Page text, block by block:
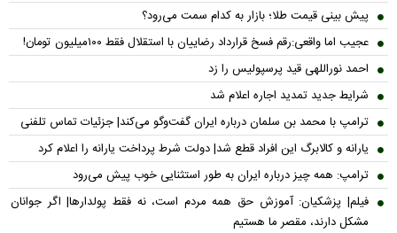
پیش بینی قیمت طلا؛ بازار به کدام سمت می‌رود؟
عجیب اما واقعی:رقم فسخ قرارداد رضاییان با استقلال فقط ۱۰۰میلیون تومان!
احمد نوراللهی قید پرسپولیس را زد
شرایط جدید تمدید اجاره اعلام شد
ترامپ با محمد بن سلمان درباره ایران گفت‌وگو می‌کند| جزئیات تماس تلفنی
یارانه و کالابرگ این افراد قطع شد| دولت شرط پرداخت یارانه را اعلام کرد
ترامپ: همه چیز درباره ایران به طور استثنایی خوب پیش می‌رود
فیلم| پزشکیان: آموزش حق همه مردم است، نه فقط پولدارها| اگر جوانان
مشکل دارند، مقصر ما هستیم